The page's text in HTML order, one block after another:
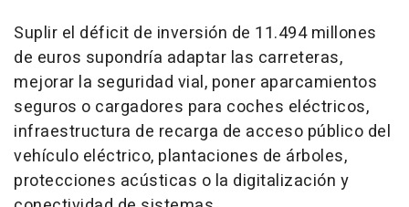
Suplir el déficit de inversión de 11.494 millones
de euros supondría adaptar las carreteras,
mejorar la seguridad vial, poner aparcamientos
seguros o cargadores para coches eléctricos,
infraestructura de recarga de acceso público del
vehículo eléctrico, plantaciones de árboles,
protecciones acústicas o la digitalización y